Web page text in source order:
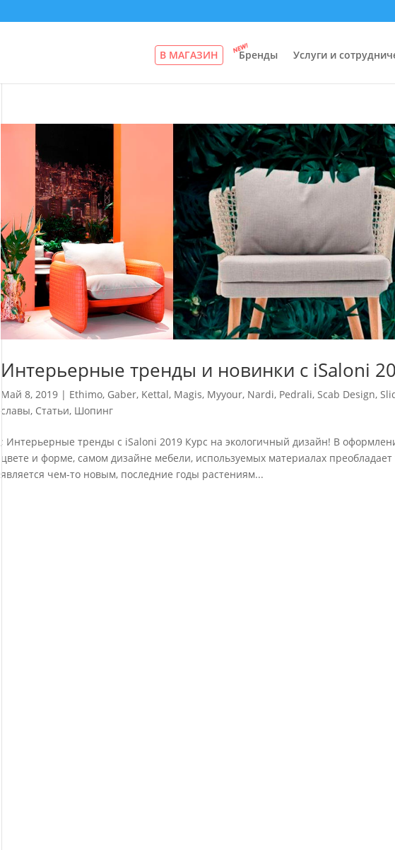
В МАГАЗИН Бренды Услуги и
Интерьерные тренды и новинки с iSaloni
Май 8, 2019| Ethimo, Gaber, Kettal, Magis, Myyour, Nardi, Pedrali, Scab Design,
славы, Статьи, Шопинг
; Интерьерные тренды с iSaloni 2019 Курс на экологичный дизайн! В
цвете и форме, самом дизайне мебели, используемых материалах
является чем-то новым, последние годы растениям...